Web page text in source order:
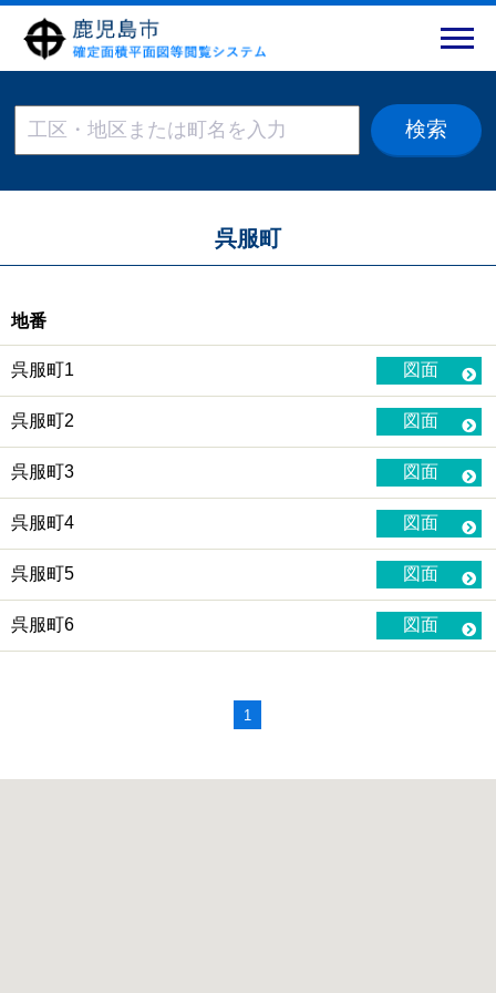
呉服町
地番
呉服町1 図面
呉服町2 図面
呉服町3 図面
呉服町4 図面
呉服町5 図面
呉服町6 図面
1